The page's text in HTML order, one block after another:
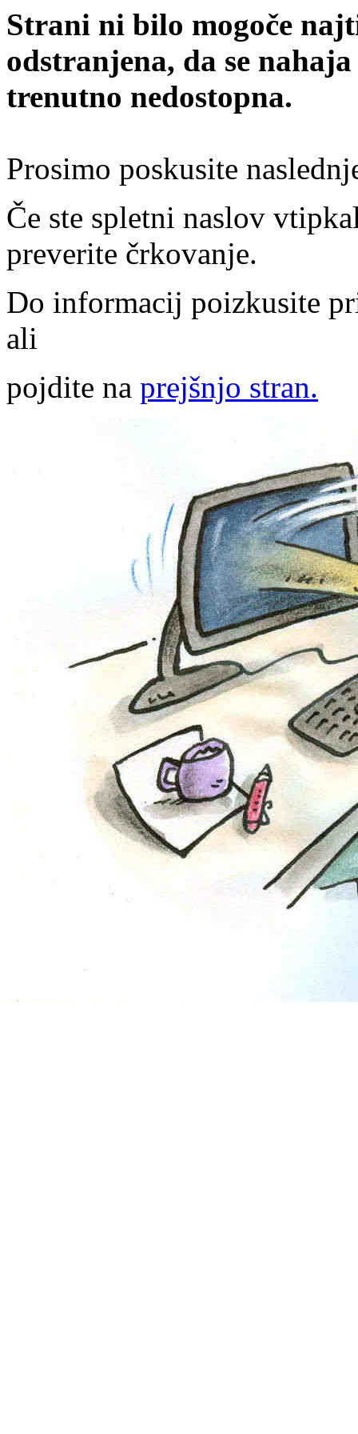
Strani ni bilo mogoče
odstranjena, da se
trenutno nedostopna.
Prosimo poskusite
Če ste spletni naslov
preverite črkovanje.
Do informacij poizkusite
ali
pojdite na prejšnjo stran.